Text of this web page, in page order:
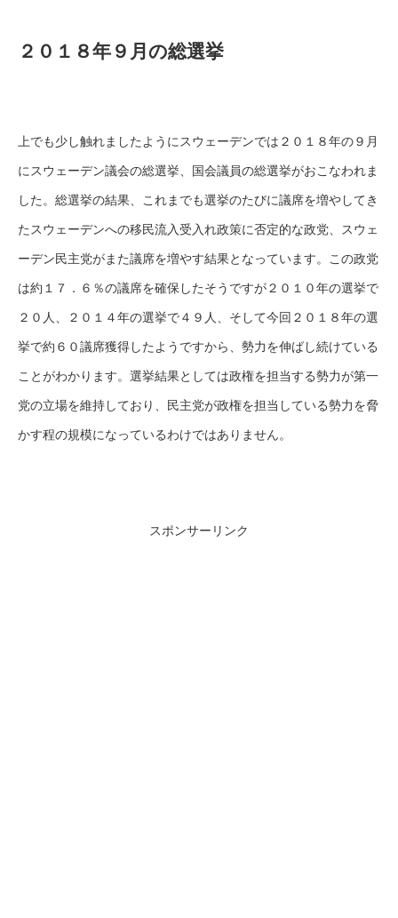
２０１８年９月の総選挙
上でも少し触れましたようにスウェーデンでは２０１８年の９月
にスウェーデン議会の総選挙、国会議員の総選挙がおこなわれま
した。総選挙の結果、これまでも選挙のたびに議席を増やしてき
たスウェーデンへの移民流入受入れ政策に否定的な政党、スウェ
ーデン民主党がまた議席を増やす結果となっています。この政党
は約１７．６％の議席を確保したそうですが２０１０年の選挙で
２０人、２０１４年の選挙で４９人、そして今回２０１８年の選
挙で約６０議席獲得したようですから、勢力を伸ばし続けている
ことがわかります。選挙結果としては政権を担当する勢力が第一
党の立場を維持しており、民主党が政権を担当している勢力を脅
かす程の規模になっているわけではありません。
スポンサーリンク